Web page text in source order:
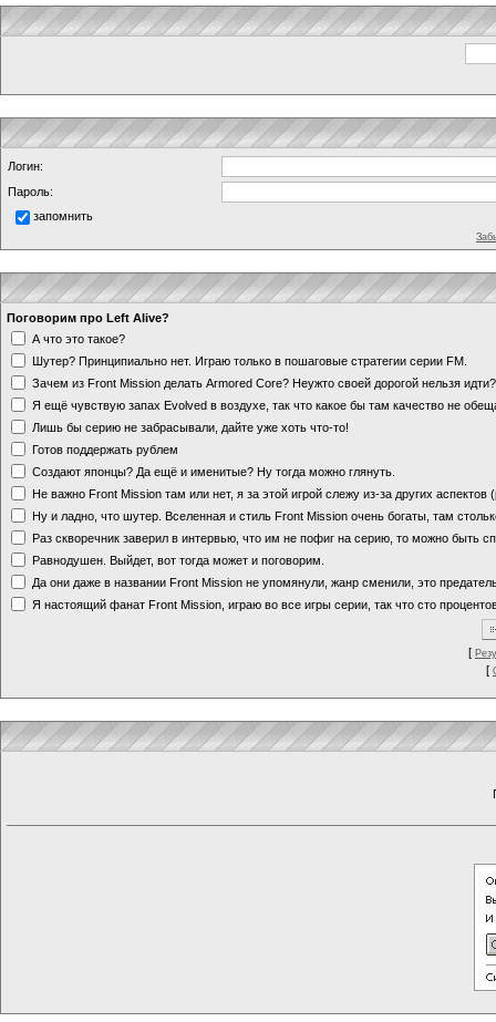
Логин:
Пароль:
запомнить
Поговорим про Left Alive?
А что это такое?
Шутер? Принципиально нет. Играю только в пошаговые стратегии серии FM.
Зачем из Front Mission делать Armored Core? Неужто своей дорогой нельзя
Я ещё чувствую запах Evolved в воздухе, так что какое бы там качество не
Лишь бы серию не забрасывали, дайте уже хоть что-то!
Готов поддержать рублем
Создают японцы? Да ещё и именитые? Ну тогда можно глянуть.
Не важно Front Mission там или нет, я за этой игрой слежу из-за других аспектов
Ну и ладно, что шутер. Вселенная и стиль Front Mission очень богаты, там
Раз скворечник заверил в интервью, что им не пофиг на серию, то можно быть
Равнодушен. Выйдет, вот тогда может и поговорим.
Да они даже в названии Front Mission не упомянули, жанр сменили, это
Я настоящий фанат Front Mission, играю во все игры серии, так что сто
[
[